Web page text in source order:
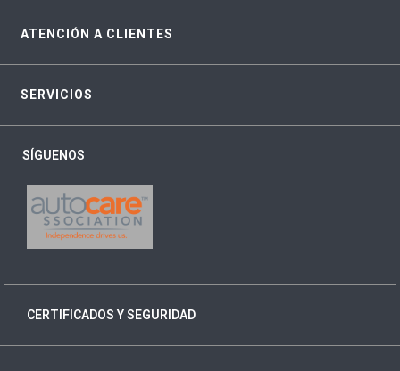
ATENCIÓN A CLIENTES
SERVICIOS
SÍGUENOS
CERTIFICADOS Y SEGURIDAD